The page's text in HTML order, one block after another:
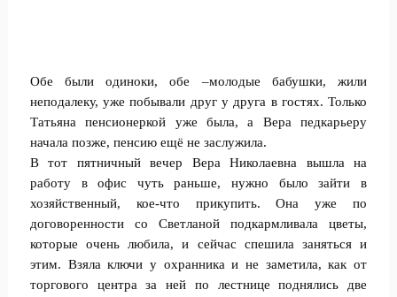
Обе были одиноки, обе –молодые бабушки, жили
неподалеку, уже побывали друг у друга в гостях. Только
Татьяна пенсионеркой уже была, а Вера педкарьеру
начала позже, пенсию ещё не заслужила.
В тот пятничный вечер Вера Николаевна вышла на
работу в офис чуть раньше, нужно было зайти в
хозяйственный, кое-что прикупить. Она уже по
договоренности со Светланой подкармливала цветы,
которые очень любила, и сейчас спешила заняться и
этим. Взяла ключи у охранника и не заметила, как от
торгового центра за ней по лестнице поднялись две